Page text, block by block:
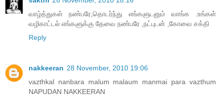
வாழ்த்துகள் நண்பரே,தொடர்ந்து எங்களுடனும் வாங்க .உங்கள்
வழிகாட்டல் எங்களுக்கு தேவை நண்பரே ,நட்புடன் ,கோவை சக்தி
Reply
nakkeeran 28 November, 2010 19:06
vazthkal nanbara malum malaum manmai para vazthum
NAPUDAN NAKKEERAN